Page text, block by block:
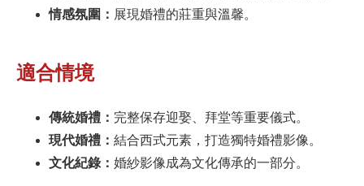
情感氛圍： 展現婚禮的莊重與溫馨。
適合情境
傳統婚禮： 完整保存迎娶、拜堂等重要儀式。
現代婚禮： 結合西式元素，打造獨特婚禮影像。
文化紀錄： 婚紗影像成為文化傳承的一部分。